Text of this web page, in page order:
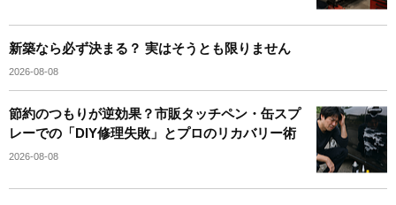
新築なら必ず決まる？ 実はそうとも限りません
2026-08-08
節約のつもりが逆効果？市販タッチペン・缶スプ
レーでの「DIY修理失敗」とプロのリカバリー術
2026-08-08